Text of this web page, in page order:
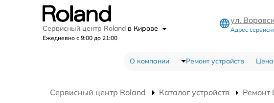
Сервисный центр Roland в Кирове
Ежедневно с 9:00 до 21:00
ул.
Адрес
О компании Ремонт устройств
Сервисный центр Roland Каталог устройств Ремонт